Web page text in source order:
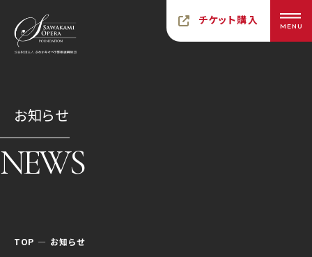
チケット購入 MENU
お知らせ
NEWS
TOP お知らせ